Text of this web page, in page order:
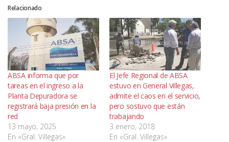
Relacionado
ABSA informa que por
tareas en el ingreso a la
Planta Depuradora se
registrará baja presión en la
red
13 mayo, 2025
En «Gral. Villegas»
El Jefe Regional de ABSA
estuvo en General Villegas,
admite el caos en el servicio,
pero sostuvo que están
trabajando
3 enero, 2018
En «Gral. Villegas»